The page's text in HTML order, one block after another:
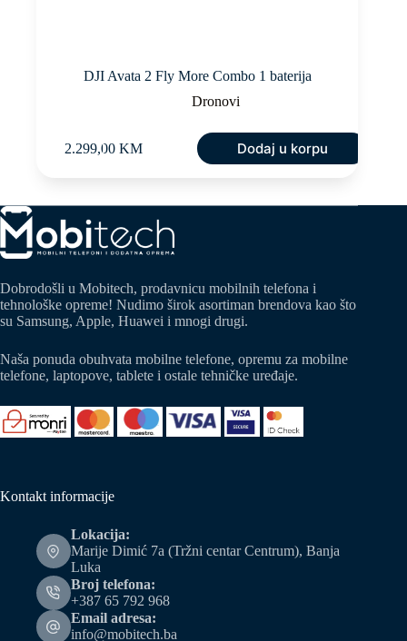
DJI Avata 2 Fly More Combo 1 baterija
Dronovi
2.299,00 KM Dodaj u korpu
Dobrodošli u Mobitech, prodavnicu mobilnih telefona i
tehnološke opreme! Nudimo širok asortiman brendova kao što
su Samsung, Apple, Huawei i mnogi drugi.
Naša ponuda obuhvata mobilne telefone, opremu za mobilne
telefone, laptopove, tablete i ostale tehničke uređaje.
Kontakt informacije
Lokacija:
Marije Dimić 7a (Tržni centar Centrum), Banja
Luka
Broj telefona:
+387 65 792 968
Email adresa:
info@mobitech.ba